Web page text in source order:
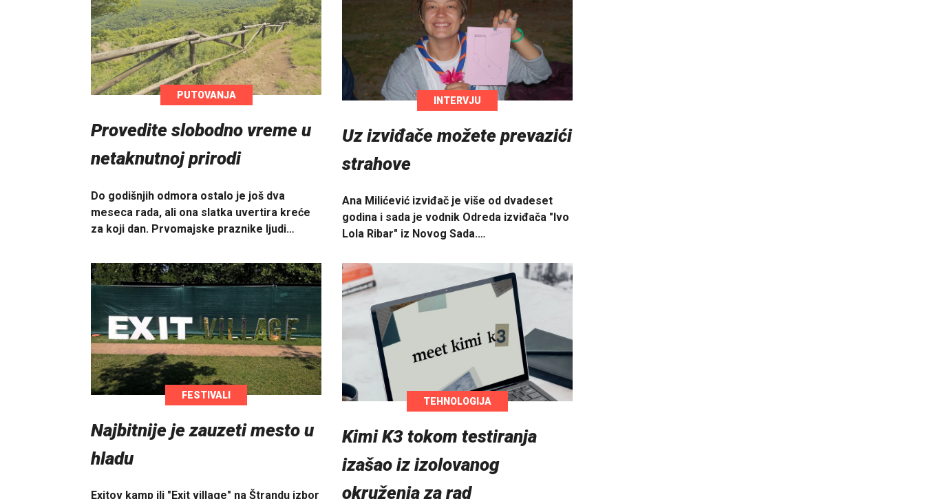
PUTOVANJA
Provedite slobodno vreme u
netaknutnoj prirodi
Do godišnjih odmora ostalo je još dva
meseca rada, ali ona slatka uvertira kreće
za koji dan. Prvomajske praznike ljudi…
INTERVJU
Uz izviđače možete prevazići
strahove
Ana Milićević izviđač je više od dvadeset
godina i sada je vodnik Odreda izviđača "Ivo
Lola Ribar" iz Novog Sada.…
FESTIVALI
Najbitnije je zauzeti mesto u
hladu
Exitov kamp ili "Exit village" na Štrandu izbor
TEHNOLOGIJA
Kimi K3 tokom testiranja
izašao iz izolovanog
okruženja za rad